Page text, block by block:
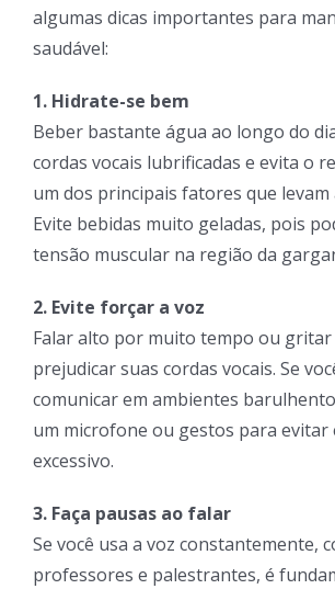
algumas dicas importantes para
saudável:
1. Hidrate-se bem
Beber bastante água ao longo do
cordas vocais lubrificadas e evita o
um dos principais fatores que levam
Evite bebidas muito geladas, pois
tensão muscular na região da
2. Evite forçar a voz
Falar alto por muito tempo ou gritar
prejudicar suas cordas vocais. Se
comunicar em ambientes
um microfone ou gestos para evitar
excessivo.
3. Faça pausas ao falar
Se você usa a voz constantemente,
professores e palestrantes, é